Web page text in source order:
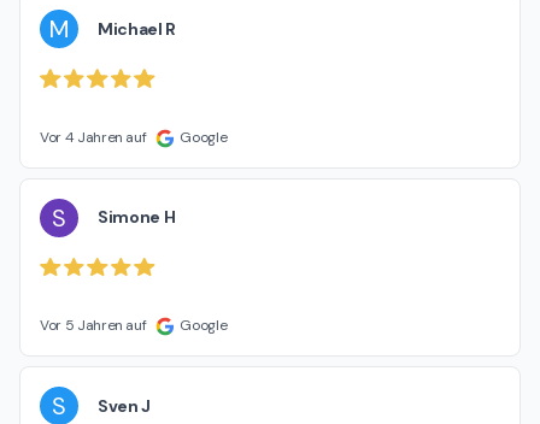
M Michael R
Vor 4 Jahren auf Google
S Simone H
Vor 5 Jahren auf Google
S Sven J